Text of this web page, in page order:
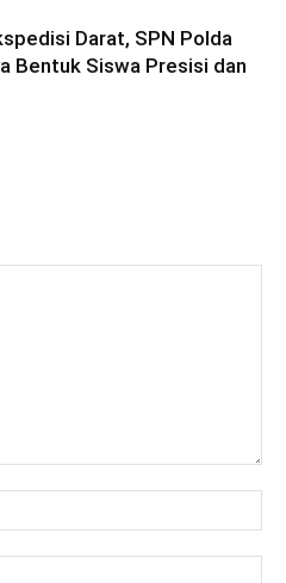
Darat, SPN Polda
Bentuk Siswa Presisi dan